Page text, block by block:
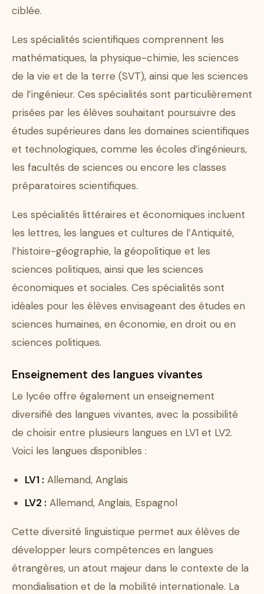
ciblée.
Les spécialités scientifiques comprennent les
mathématiques, la physique-chimie, les sciences
de la vie et de la terre (SVT), ainsi que les sciences
de l’ingénieur. Ces spécialités sont particulièrement
prisées par les élèves souhaitant poursuivre des
études supérieures dans les domaines scientifiques
et technologiques, comme les écoles d’ingénieurs,
les facultés de sciences ou encore les classes
préparatoires scientifiques.
Les spécialités littéraires et économiques incluent
les lettres, les langues et cultures de l’Antiquité,
l’histoire-géographie, la géopolitique et les
sciences politiques, ainsi que les sciences
économiques et sociales. Ces spécialités sont
idéales pour les élèves envisageant des études en
sciences humaines, en économie, en droit ou en
sciences politiques.
Enseignement des langues vivantes
Le lycée offre également un enseignement
diversifié des langues vivantes, avec la possibilité
de choisir entre plusieurs langues en LV1 et LV2.
Voici les langues disponibles :
LV1 : Allemand, Anglais
LV2 : Allemand, Anglais, Espagnol
Cette diversité linguistique permet aux élèves de
développer leurs compétences en langues
étrangères, un atout majeur dans le contexte de la
mondialisation et de la mobilité internationale. La